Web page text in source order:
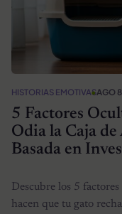
HISTORIAS EMOTIVASAGO
5 Factores
Odia la Caja
Basada en
Descubre los 5
hacen que tu gato